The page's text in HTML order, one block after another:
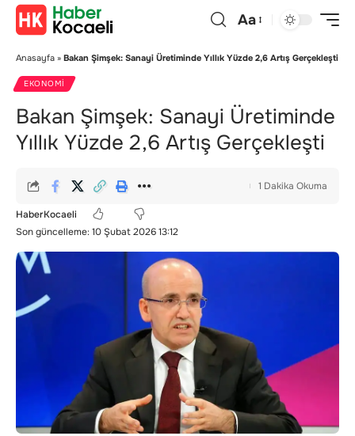
Aa
Anasayfa » Bakan Şimşek: Sanayi Üretiminde Yıllık Yüzde 2,6 Artış Gerçekleşti
EKONOMI
Bakan Şimşek: Sanayi Üretiminde
Yıllık Yüzde 2,6 Artış Gerçekleşti
Son güncelleme: 10 Şubat 2026 13:12
HaberKocaeli
1 Dakika Okuma